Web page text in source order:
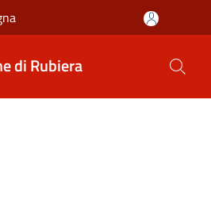
di Rubiera